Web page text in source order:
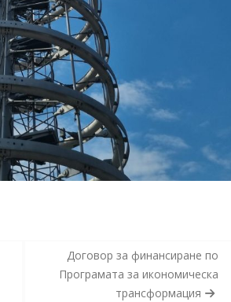
Договор за финансиране по
Програмата за икономическа
трансформация